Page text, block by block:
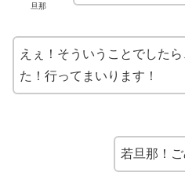
旦那
えぇ！そういうことでした
た！行ってまいります！
若旦那！ご